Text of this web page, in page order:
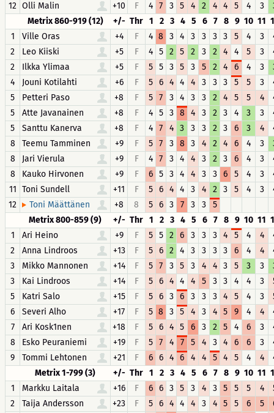
12 Olli Malin +10 F 4 7 3 5 4 2 4 4 5 4 3
Metrix 860-919 (12)
+/- Thr 1 2 3 4 5 6 7 8 9 10 11
1
Ville Oras +4 F 4 8 3 4 3 3 3 3 5 4 3
2
Leo Kiiski +5 F 4 5 2 5 2 3 2 4 4 5 3
2
Ilkka Ylimaa +5 F 5 5 3 5 3 5 2 4 6 4 3
4
Jouni Kotilahti +6 F 5 6 4 4 4 3 3 3 5 5 3
5
Petteri Paso +8 F 5 7 3 4 3 3 2 4 5 5 4
5
Atte Javanainen +8 F 4 5 3 8 4 3 2 3 4 3 3
5
Santtu Kanerva +8 F 4 7 4 3 3 3 2 3 6 3 4
8
Teemu Tamminen +9 F 5 7 3 8 3 4 2 4 6 4 3
8
Jari Vierula +9 F 4 7 3 4 4 3 2 3 6 4 3
8
Kauko Hirvonen +9 F 6 5 3 4 4 3 3 6 5 4 3
11 Toni Sundell +11 F 5 6 4 4 3 4 2 3 5 4 3
12
Toni Määttänen +8 8 5 6 3 7 3 3
5
Metrix 800-859 (9)
+/- Thr 1 2 3 4 5 6 7 8 9 10 11
1
Ari Heino +9 F 5 5 2 6 3 3 3 4 5 4 4
2
Anna Lindroos +13 F 5 6 2 4 3 3 3 3 6 4 4
3
Mikko Mannonen +14 F 5 7 3 5 3 4 4 3 5 3 3
3
Kai Lindroos +14 F 5 6 4 4 4 5 3 3 4 4 3
5
Katri Salo +15 F 5 6 3 6 3 3 3 4 5 4 3
6
Severi Alho +17 F 5 8 3 5 4 3 4 5 9 4 4
7
Ari Kosk1nen +18 F 5 6 4 5 6 3 2 5 4 6 3
8
Esko Peuraniemi +19 F 5 7 4 7 5 4 3 4 6 6 3
9
Tommi Lehtonen +21 F 6 6 4 6 4 4 5 4 5 4 4
Metrix 1-799 (3)
+/- Thr 1 2 3 4 5 6 7 8 9 10 11
1
Markku Laitala +16 F 6 6 3 5 3 4 3 5 5 5 4
2
Taija Andersson +23 F 5 6 4 4 4 3 4 5 5 6 5